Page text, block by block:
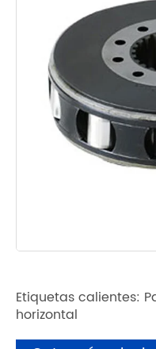
Etiquetas calientes:
horizontal